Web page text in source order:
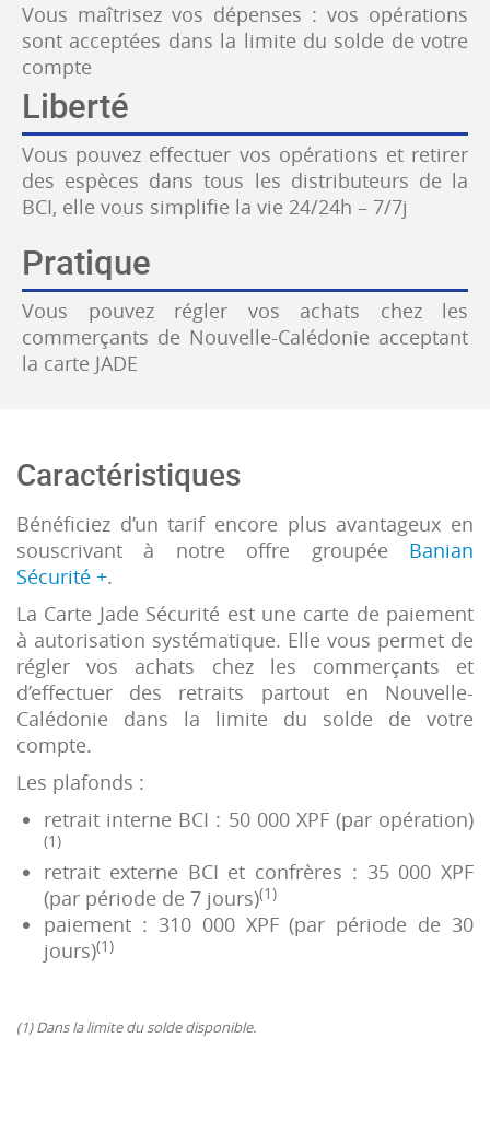
Vous maîtrisez vos dépenses : vos opérations
sont acceptées dans la limite du solde de votre
compte
Liberté
Vous pouvez effectuer vos opérations et retirer
des espèces dans tous les distributeurs de la
BCI, elle vous simplifie la vie 24/24h – 7/7j
Pratique
Vous pouvez régler vos achats chez les
commerçants de Nouvelle-Calédonie acceptant
la carte JADE
Caractéristiques
Bénéficiez d’un tarif encore plus avantageux en
souscrivant à notre offre groupée Banian
Sécurité +.
La Carte Jade Sécurité est une carte de paiement
à autorisation systématique. Elle vous permet de
régler vos achats chez les commerçants et
d’effectuer des retraits partout en Nouvelle-
Calédonie dans la limite du solde de votre
compte.
Les plafonds :
retrait interne BCI : 50 000 XPF (par opération)
(1)
retrait externe BCI et confrères : 35 000 XPF
(par période de 7 jours)(1)
paiement : 310 000 XPF (par période de 30
jours)(1)
(1) Dans la limite du solde disponible.